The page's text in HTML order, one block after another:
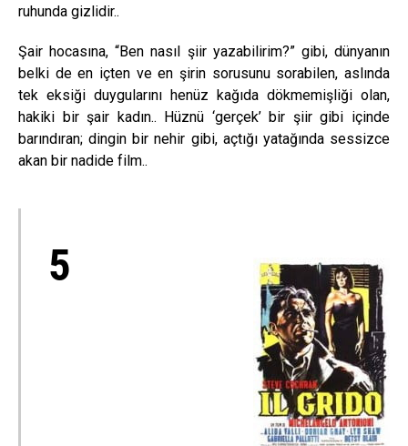
ruhunda gizlidir..
Şair hocasına, “Ben nasıl şiir yazabilirim?” gibi, dünyanın
belki de en içten ve en şirin sorusunu sorabilen, aslında
tek eksiği duygularını henüz kağıda dökmemişliği olan,
hakiki bir şair kadın.. Hüznü ‘gerçek’ bir şiir gibi içinde
barındıran; dingin bir nehir gibi, açtığı yatağında sessizce
akan bir nadide film..
5